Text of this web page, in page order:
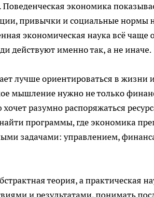
экономика
привычки и социальные нормы
экономическая наука всё чаще
действуют именно так, а не иначе.
лучше ориентироваться в жизни
мышление нужно не только
разумно распоряжаться
программы, где экономика
задачами: управлением,
теория, а практическая